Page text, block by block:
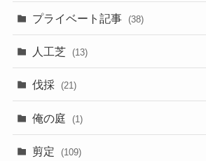
プライベート記事 (38)
人工芝 (13)
伐採 (21)
俺の庭 (1)
剪定 (109)